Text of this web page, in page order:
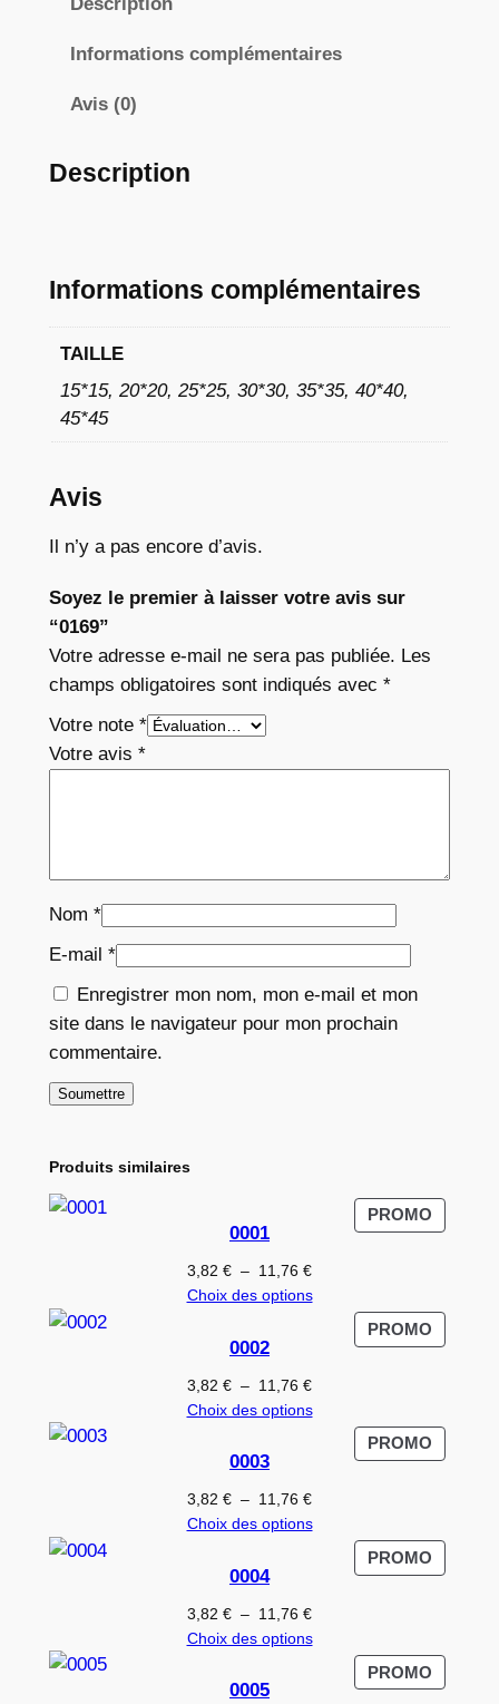
,
7
Informations complémentaires
Avis (0)
Description
Informations complémentaires
TAILLE
15*15, 20*20, 25*25, 30*30, 35*35, 40*40,
45*45
Avis
Il n’y a pas encore d’avis.
Soyez le premier à laisser votre avis sur
“0169”
Votre adresse e-mail ne sera pas publiée. Les
champs obligatoires sont indiqués avec *
Votre note *
Votre avis *
Nom *
E-mail *
Enregistrer mon nom, mon e-mail et mon
site dans le navigateur pour mon prochain
commentaire.
Produits similaires
PROMO
EN
0001
3,82 € – 11,76 €Plage
de
3,82 €
11,76 €
Choix des options
PROMO
EN
0002
3,82 € – 11,76 €Plage
de
3,82 €
11,76 €
Choix des options
PROMO
EN
0003
3,82 € – 11,76 €Plage
de
3,82 €
11,76 €
Choix des options
PROMO
EN
0004
3,82 € – 11,76 €Plage
de
3,82 €
Choix des options
PROMO
EN
0005